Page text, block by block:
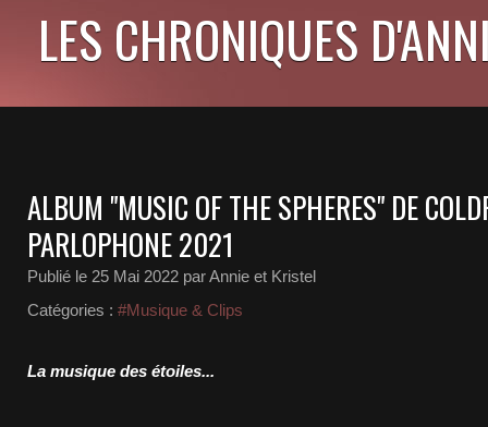
LES CHRONIQUES
ALBUM "MUSIC OF THE SPHERES" DE
PARLOPHONE 2021
Publié le 25 Mai 2022 par Annie et Kristel
Catégories : #Musique & Clips
La musique des étoiles...